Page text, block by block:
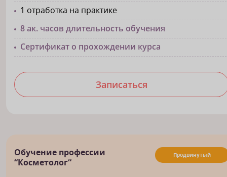
1 отработка на практике
8 ак. часов длительность обучения
Сертификат о прохождении курса
Записаться
Продвинутый
Обучение профессии
“Косметолог“